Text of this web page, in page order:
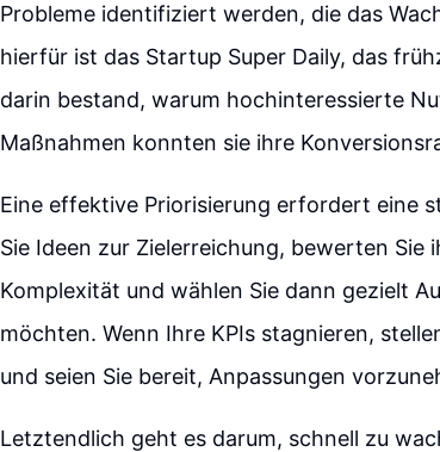
Probleme identifiziert werden, die das
hierfür ist das Startup Super Daily, das
darin bestand, warum hochinteressierte
Maßnahmen konnten sie ihre
Eine effektive Priorisierung erfordert eine
Sie Ideen zur Zielerreichung, bewerten
Komplexität und wählen Sie dann gezielt
möchten. Wenn Ihre KPIs stagnieren,
und seien Sie bereit, Anpassungen
Letztendlich geht es darum, schnell zu